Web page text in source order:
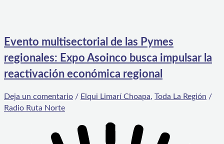
Evento multisectorial de las Pymes
regionales: Expo Asoinco busca impulsar la
reactivación económica regional
Deja un comentario / Elqui Limarí Choapa, Toda La Región /
Radio Ruta Norte